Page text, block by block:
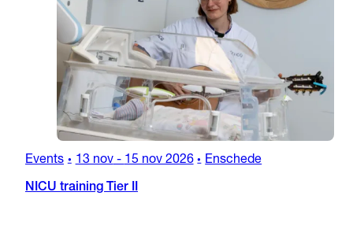
Events • 13 nov- 15 nov 2026 • Enschede
NICU training Tier II